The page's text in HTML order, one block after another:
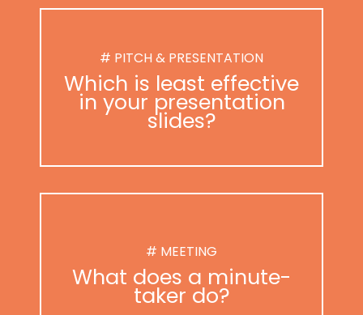
# PITCH & PRESENTATION
Which is least effective
in your presentation
slides?
# MEETING
What does a minute-
taker do?